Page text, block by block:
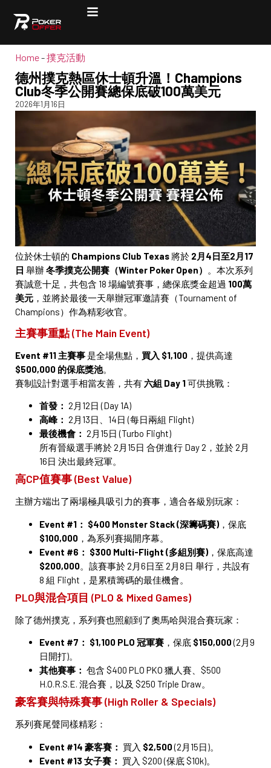
Home-撲克活動
德州撲克熱區休士頓升溫！Champions
Club冬季公開賽總保底破100萬美元
2026年1月16日
位於休士頓的 Champions Club Texas將於 2月4日至2月17
日 舉辦冬季撲克公開賽（Winter Poker Open）
。本次系列
賽誠意十足，共包含 18 場編號賽事，總保底獎金超過 100萬
美元 ，並將於最後一天舉辦冠軍邀請賽（Tournament of
Champions）作為精彩收官。
主賽事重點 (The Main Event)
Event #11 主賽事是全場焦點， 買入 $1,100 ，提供高達
$500,000 的保底獎池。
賽制設計對選手相當友善，共有六組 Day 1可供挑戰：
首發： 2月12日 (Day 1A)
高峰： 2月13日、14日 (每日兩組 Flight)
最後機會： 2月15日 (Turbo Flight)
所有晉級選手將於 2月15日 合併進行 Day 2，並於 2月
16日 決出最終冠軍。
高CP值賽事 (Best Value)
主辦方端出了兩場極具吸引力的賽事，適合各級別玩家：
Event #1： $400 Monster Stack (深籌碼賽)，保底
$100,000 ，為系列賽揭開序幕。
Event #6： $300 Multi-Flight (多組別賽)，保底高達
$200,000。該賽事於 2月6日至 2月8日 舉行，共設有
8 組 Flight，是累積籌碼的最佳機會。
PLO與混合項目 (PLO & Mixed Games)
除了德州撲克，系列賽也照顧到了奧馬哈與混合賽玩家：
Event #7： $1,100 PLO 冠軍賽 ，保底 $150,000(2月9
日開打)。
其他賽事： 包含 $400 PLO PKO 獵人賽、$500
H.O.R.S.E. 混合賽，以及 $250 Triple Draw。
豪客賽與特殊賽事 (High Roller & Specials)
系列賽尾聲同樣精彩：
Event #14 豪客賽： 買入 $2,500(2月15日)。
Event #13 女子賽： 買入 $200 (保底 $10k)。